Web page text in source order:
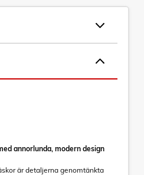
annorlunda, modern design
är detaljerna genomtänkta